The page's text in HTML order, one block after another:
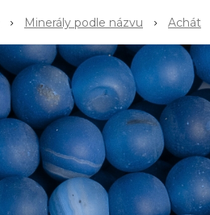
Minerály podle názvu Achát